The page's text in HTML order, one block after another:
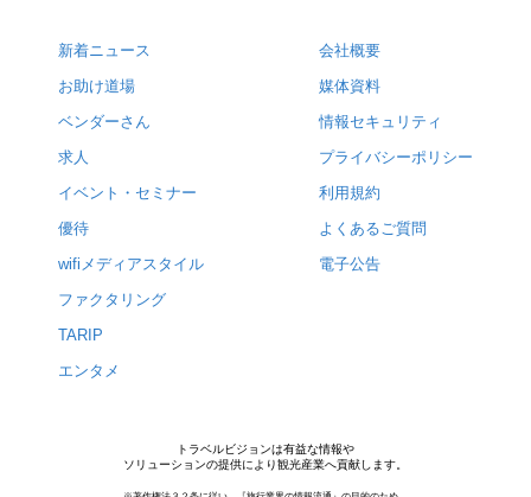
新着ニュース
お助け道場
ベンダーさん
求人
イベント・セミナー
優待
wifiメディアスタイル
ファクタリング
TARIP
エンタメ
会社概要
媒体資料
情報セキュリティ
プライバシーポリシー
利用規約
よくあるご質問
電子公告
トラベルビジョンは有益な情報や
ソリューションの提供により観光産業へ貢献します。